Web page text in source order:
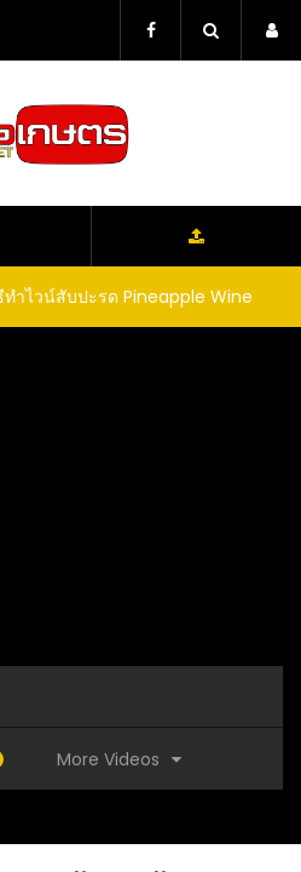
ำไวน์สับปะรด Pineapple Wine
More Videos